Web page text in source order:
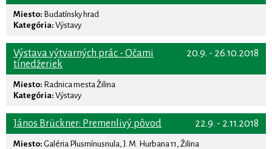
Miesto: Budatínsky hrad
Kategória: Výstavy
20.9. - 26.10.2018
Výstava výtvarných prác - Očami
tínedžeriek
Miesto: Radnica mesta Žilina
Kategória: Výstavy
22.9. - 2.11.2018
János Brückner: Premenlivý pôvod
Miesto: Galéria Plusmínusnula, J. M. Hurbana 11, Žilina